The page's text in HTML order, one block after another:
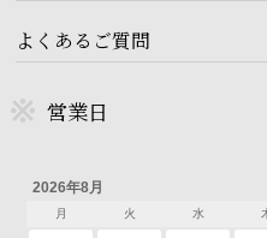
よくあるご質問
営業日
2026年8月
月 火 水